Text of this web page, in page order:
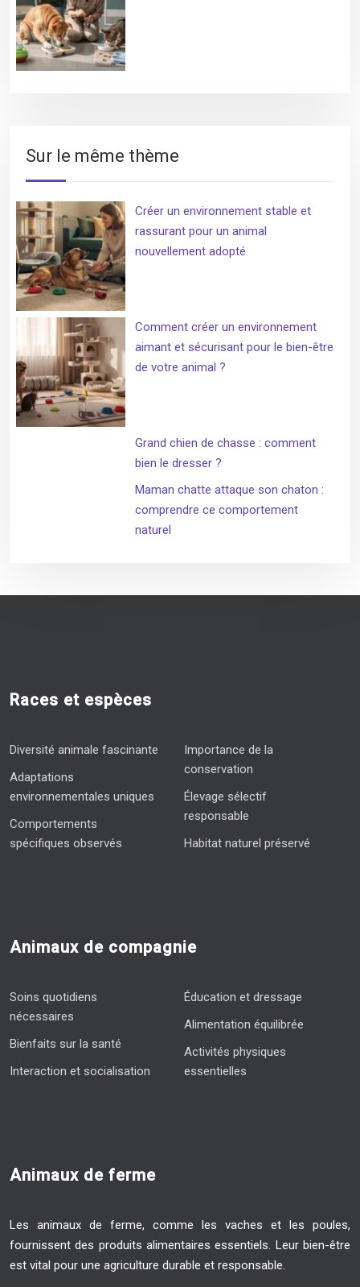
Sur le même thème
Créer un environnement stable et
rassurant pour un animal
nouvellement adopté
Comment créer un environnement
aimant et sécurisant pour le bien-être
de votre animal ?
Grand chien de chasse : comment
bien le dresser ?
Maman chatte attaque son chaton :
comprendre ce comportement
naturel
Races et espèces
Diversité animale fascinante
Adaptations
environnementales uniques
Comportements
spécifiques observés
Importance de la
conservation
Élevage sélectif
responsable
Habitat naturel préservé
Animaux de compagnie
Soins quotidiens
nécessaires
Bienfaits sur la santé
Interaction et socialisation
Éducation et dressage
Alimentation équilibrée
Activités physiques
essentielles
Animaux de ferme
Les animaux de ferme, comme les vaches et les poules,
fournissent des produits alimentaires essentiels. Leur bien-être
est vital pour une agriculture durable et responsable.